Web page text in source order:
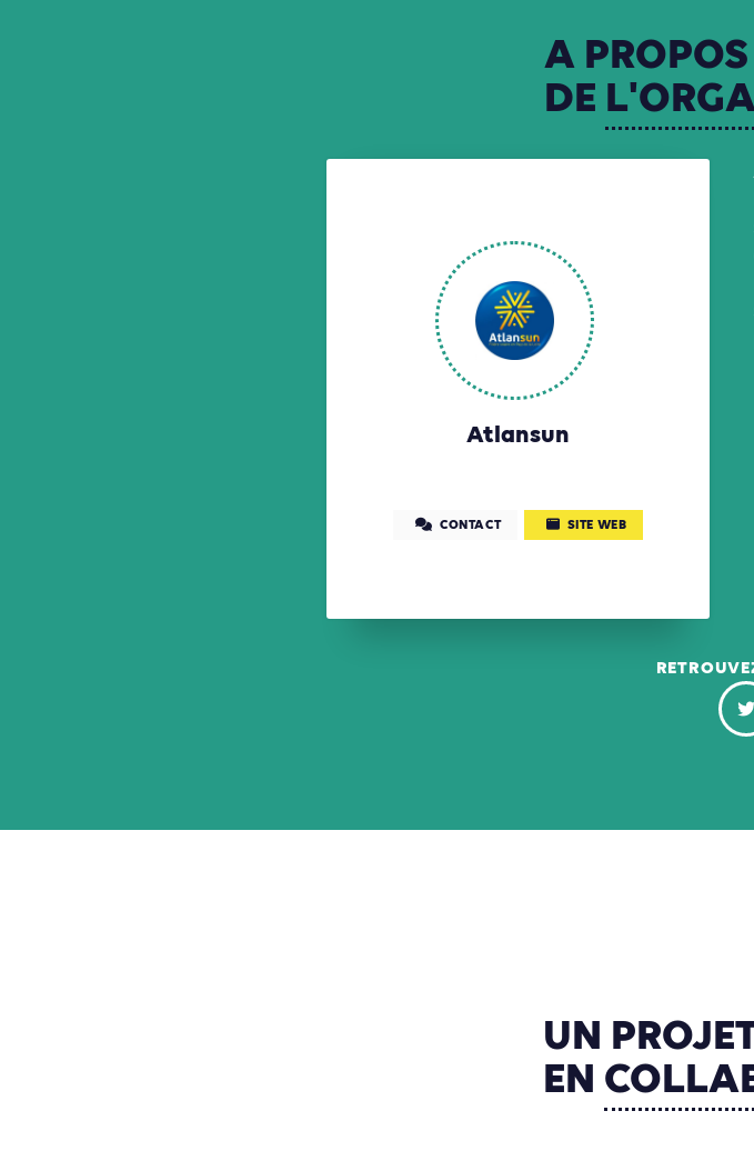
A PROPOS
DE
Atlansun
CONTACT SITE WEB
UN
EN